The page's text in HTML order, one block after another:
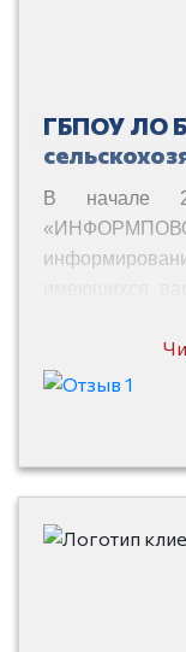
ГБПОУ ЛО
В начале
конфигурации
разработан
учебных
решение о